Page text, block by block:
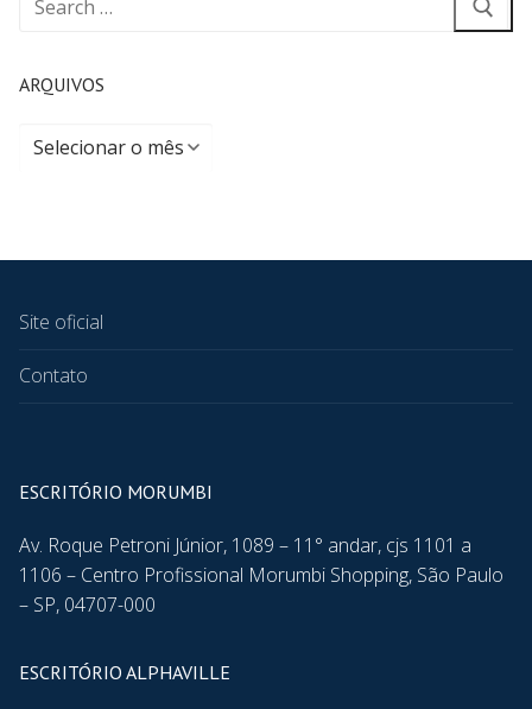
ARQUIVOS
Site oficial
Contato
ESCRITÓRIO MORUMBI
Av. Roque Petroni Júnior, 1089 – 11° andar, cjs 1101 a
1106 – Centro Profissional Morumbi Shopping, São Paulo
– SP, 04707-000
ESCRITÓRIO ALPHAVILLE